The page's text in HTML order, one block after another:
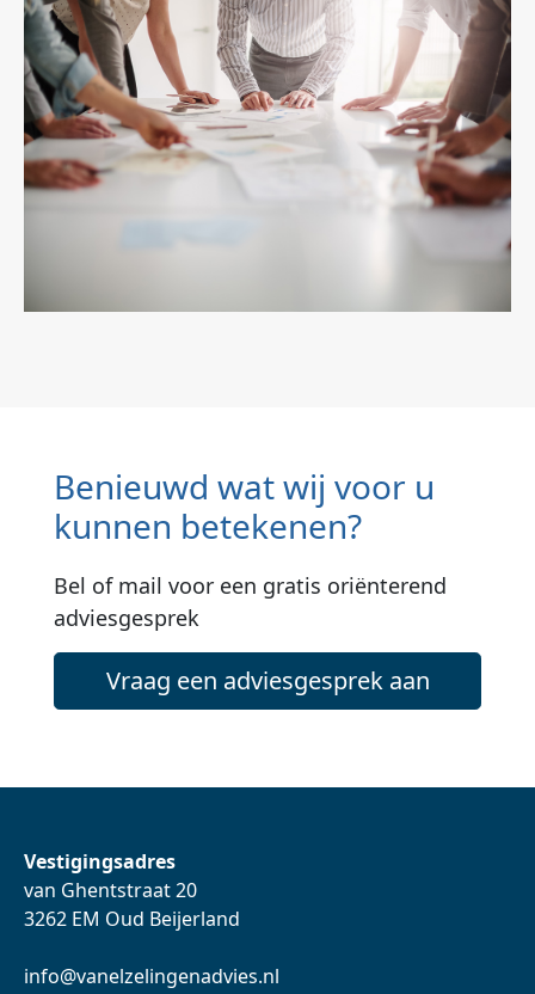
Benieuwd wat wij voor u
kunnen betekenen?
Bel of mail voor een gratis oriënterend
adviesgesprek
Vraag een adviesgesprek aan
Vestigingsadres
van Ghentstraat 20
3262 EM Oud Beijerland
info@vanelzelingenadvies.nl